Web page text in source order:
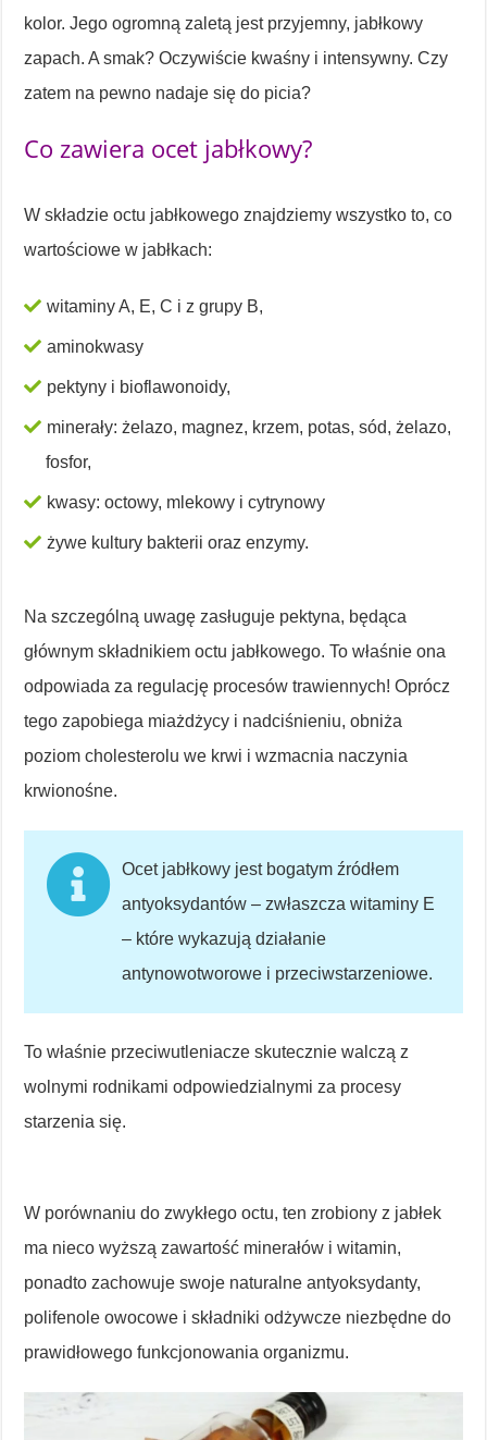
kolor. Jego ogromną zaletą jest przyjemny, jabłkowy
zapach. A smak? Oczywiście kwaśny i intensywny. Czy
zatem na pewno nadaje się do picia?
Co zawiera ocet jabłkowy?
W składzie octu jabłkowego znajdziemy wszystko to, co
wartościowe w jabłkach:
witaminy A, E, C i z grupy B,
aminokwasy
pektyny i bioflawonoidy,
minerały: żelazo, magnez, krzem, potas, sód, żelazo,
fosfor,
kwasy: octowy, mlekowy i cytrynowy
żywe kultury bakterii oraz enzymy.
Na szczególną uwagę zasługuje pektyna, będąca
głównym składnikiem octu jabłkowego. To właśnie ona
odpowiada za regulację procesów trawiennych! Oprócz
tego zapobiega miażdżycy i nadciśnieniu, obniża
poziom cholesterolu we krwi i wzmacnia naczynia
krwionośne.
Ocet jabłkowy jest bogatym źródłem
antyoksydantów – zwłaszcza witaminy E
– które wykazują działanie
antynowotworowe i przeciwstarzeniowe.
To właśnie przeciwutleniacze skutecznie walczą z
wolnymi rodnikami odpowiedzialnymi za procesy
starzenia się.
W porównaniu do zwykłego octu, ten zrobiony z jabłek
ma nieco wyższą zawartość minerałów i witamin,
ponadto zachowuje swoje naturalne antyoksydanty,
polifenole owocowe i składniki odżywcze niezbędne do
prawidłowego funkcjonowania organizmu.